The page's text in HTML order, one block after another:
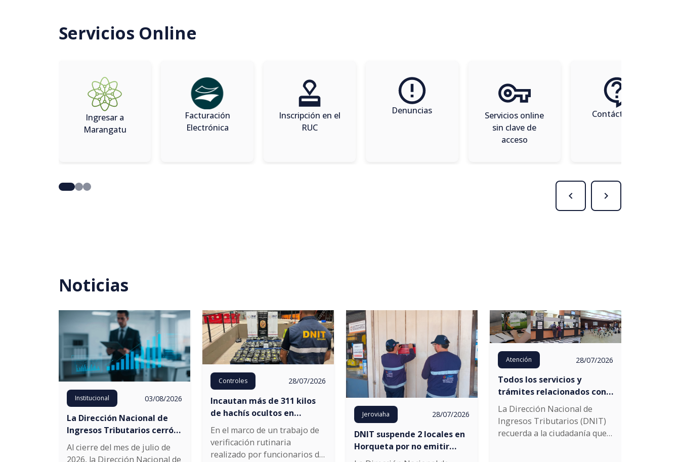
Servicios Online
Ingresar a
Marangatu
Facturación
Electrónica
Inscripción en el
RUC
Denuncias
Servicios online
sin clave de
acceso
Contáctenos
chevron_left navigate_next
Noticias
Institucional 03/08/2026
La Dirección Nacional de
Ingresos Tributarios cerró
el mes de julio con un
crecimiento interanual del
Al cierre del mes de julio de
2026, la Dirección Nacional de
Controles 28/07/2026
Incautan más de 311 kilos
de hachís ocultos en
vehículos provenientes de
Estados Unidos
En el marco de un trabajo de
verificación rutinaria
realizado por funcionarios de
Jeroviaha 28/07/2026
DNIT suspende 2 locales en
Horqueta por no emitir
comprobantes de venta
Atención 28/07/2026
Todos los servicios y
trámites relacionados con
el RUC son completamente
gratuitos
La Dirección Nacional de
Ingresos Tributarios (DNIT)
recuerda a la ciudadanía que